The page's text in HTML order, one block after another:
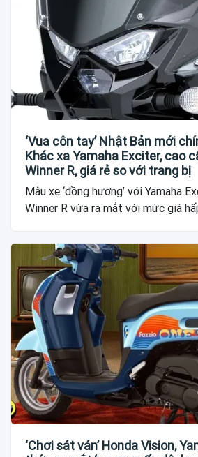
‘Vua côn tay’ Nhật Bản mới
Khác xa Yamaha Exciter, cao
Winner R, giá rẻ so với trang bị
Mẫu xe ‘đồng hương’ với Yamaha
Winner R vừa ra mắt với mức giá
‘Chơi sát ván’ Honda Vision,